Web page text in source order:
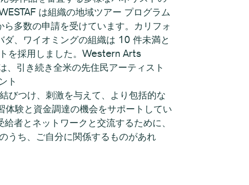
は組織の地域ツアー プログラム
多数の申請を受けています。カリフォ
、ワイオミングの組織は 10 件未満と
を採用しました。Western Arts
引き続き全米の先住民アーティスト
ト
びつけ、刺激を与えて、より包括的な
験と資金調達の機会をサポートしてい
者とネットワークと交流するために、
うち、ご自分に関係するものがあれ